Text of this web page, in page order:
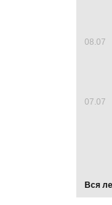
08.07
07.07
Вся